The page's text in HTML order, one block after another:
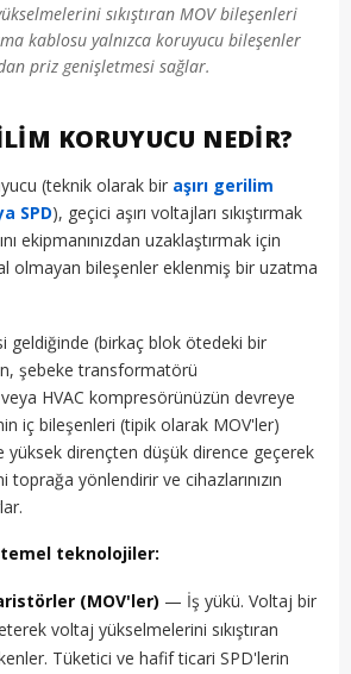
sıkıştıran MOV bileşenleri
kablosu yalnızca koruyucu bileşenler
priz genişletmesi sağlar.
KORUYUCU NEDIR?
(teknik olarak bir aşırı gerilim
SPD), geçici aşırı voltajları sıkıştırmak
ekipmanınızdan uzaklaştırmak için
olmayan bileşenler eklenmiş bir uzatma
geldiğinde (birkaç blok ötedeki bir
şebeke transformatörü
HVAC kompresörünüzün devreye
iç bileşenleri (tipik olarak MOV'ler)
yüksek dirençten düşük dirence geçerek
toprağa yönlendirir ve cihazlarınızın
teknolojiler:
(MOV'ler) — İş yükü. Voltaj bir
voltaj yükselmelerini sıkıştıran
Tüketici ve hafif ticari SPD'lerin